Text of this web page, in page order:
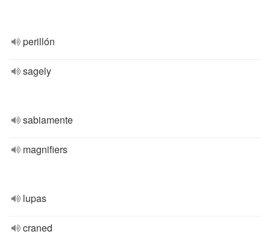
perillón
sagely
sabiamente
magnifiers
lupas
craned